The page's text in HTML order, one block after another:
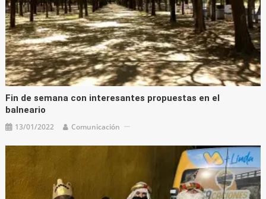
Fin de semana con interesantes propuestas en el
balneario
13/01/2022 Comunicación